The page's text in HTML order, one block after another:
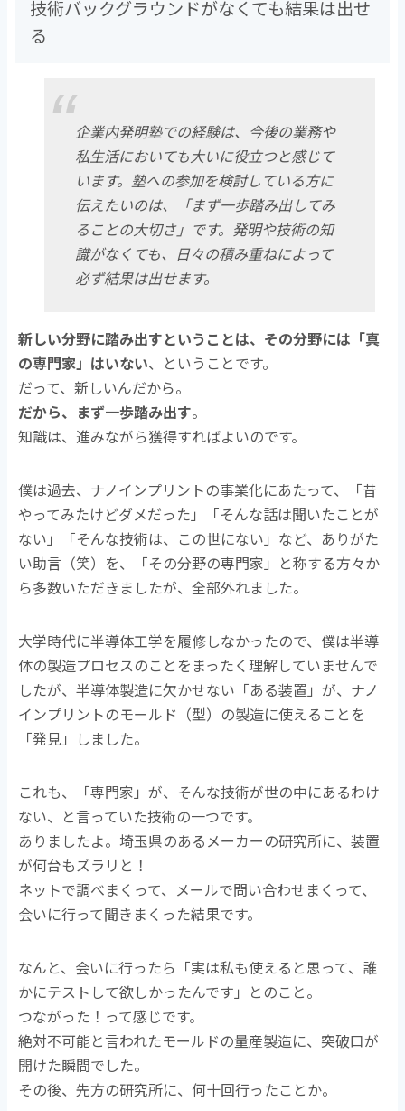
技術バックグラウンドがなくても結果は出せ
る
企業内発明塾での経験は、今後の業務や
私生活においても大いに役立つと感じて
います。塾への参加を検討している方に
伝えたいのは、「まず一歩踏み出してみ
ることの大切さ」です。発明や技術の知
識がなくても、日々の積み重ねによって
必ず結果は出せます。
新しい分野に踏み出すということは、その分野には「真
の専門家」はいない、ということです。
だって、新しいんだから。
だから、まず一歩踏み出す。
知識は、進みながら獲得すればよいのです。
僕は過去、ナノインプリントの事業化にあたって、「昔
やってみたけどダメだった」「そんな話は聞いたことが
ない」「そんな技術は、この世にない」など、ありがた
い助言（笑）を、「その分野の専門家」と称する方々か
ら多数いただきましたが、全部外れました。
大学時代に半導体工学を履修しなかったので、僕は半導
体の製造プロセスのことをまったく理解していませんで
したが、半導体製造に欠かせない「ある装置」が、ナノ
インプリントのモールド（型）の製造に使えることを
「発見」しました。
これも、「専門家」が、そんな技術が世の中にあるわけ
ない、と言っていた技術の一つです。
ありましたよ。埼玉県のあるメーカーの研究所に、装置
が何台もズラリと！
ネットで調べまくって、メールで問い合わせまくって、
会いに行って聞きまくった結果です。
なんと、会いに行ったら「実は私も使えると思って、誰
かにテストして欲しかったんです」とのこと。
つながった！って感じです。
絶対不可能と言われたモールドの量産製造に、突破口が
開けた瞬間でした。
その後、先方の研究所に、何十回行ったことか。